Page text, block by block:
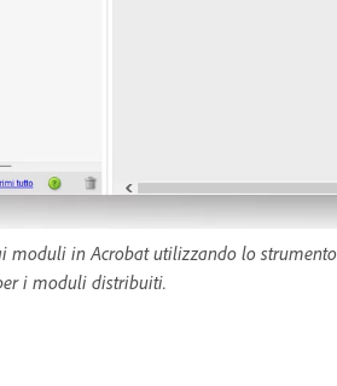
moduli in Acrobat utilizzando lo
i moduli distribuiti.